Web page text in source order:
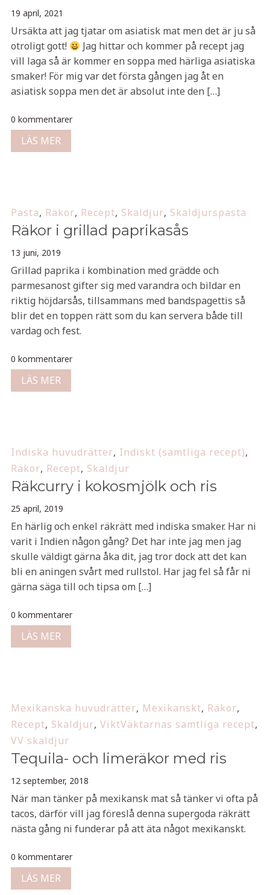
19 april, 2021
Ursäkta att jag tjatar om asiatisk mat men det är ju så
otroligt gott!
Jag hittar och kommer på recept jag
vill laga så är kommer en soppa med härliga asiatiska
smaker! För mig var det första gången jag åt en
asiatisk soppa men det är absolut inte den […]
0 kommentarer
LÄS MER
Pasta, Räkor, Recept, Skaldjur, Skaldjurspasta
Räkor i grillad paprikasås
13 juni, 2019
Grillad paprika i kombination med grädde och
parmesanost gifter sig med varandra och bildar en
riktig höjdarsås, tillsammans med bandspagettis så
blir det en toppen rätt som du kan servera både till
vardag och fest.
0 kommentarer
LÄS MER
Indiska huvudrätter, Indiskt (samtliga recept),
Räkor, Recept, Skaldjur
Räkcurry i kokosmjölk och ris
25 april, 2019
En härlig och enkel räkrätt med indiska smaker. Har ni
varit i Indien någon gång? Det har inte jag men jag
skulle väldigt gärna åka dit, jag tror dock att det kan
bli en aningen svårt med rullstol. Har jag fel så får ni
gärna säga till och tipsa om […]
0 kommentarer
LÄS MER
Mexikanska huvudrätter, Mexikanskt, Räkor,
Recept, Skaldjur, ViktVäktarnas samtliga recept,
VV skaldjur
Tequila- och limeräkor med ris
12 september, 2018
När man tänker på mexikansk mat så tänker vi ofta på
tacos, därför vill jag föreslå denna supergoda räkrätt
nästa gång ni funderar på att äta något mexikanskt.
0 kommentarer
LÄS MER